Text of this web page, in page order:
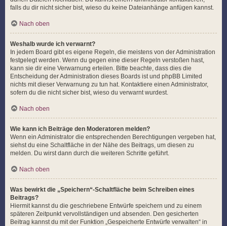
falls du dir nicht sicher bist, wieso du keine Dateianhänge anfügen kannst.
Nach oben
Weshalb wurde ich verwarnt?
In jedem Board gibt es eigene Regeln, die meistens von der Administration
festgelegt werden. Wenn du gegen eine dieser Regeln verstoßen hast,
kann sie dir eine Verwarnung erteilen. Bitte beachte, dass dies die
Entscheidung der Administration dieses Boards ist und phpBB Limited
nichts mit dieser Verwarnung zu tun hat. Kontaktiere einen Administrator,
sofern du die nicht sicher bist, wieso du verwarnt wurdest.
Nach oben
Wie kann ich Beiträge den Moderatoren melden?
Wenn ein Administrator die entsprechenden Berechtigungen vergeben hat,
siehst du eine Schaltfläche in der Nähe des Beitrags, um diesen zu
melden. Du wirst dann durch die weiteren Schritte geführt.
Nach oben
Was bewirkt die „Speichern“-Schaltfläche beim Schreiben eines
Beitrags?
Hiermit kannst du die geschriebene Entwürfe speichern und zu einem
späteren Zeitpunkt vervollständigen und absenden. Den gesicherten
Beitrag kannst du mit der Funktion „Gespeicherte Entwürfe verwalten“ in